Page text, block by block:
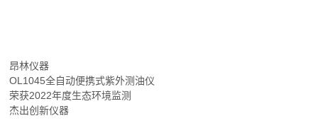
昂林仪器
OL1045全自动便携式紫外测油仪
荣获2022年度生态环境监测
杰出创新仪器